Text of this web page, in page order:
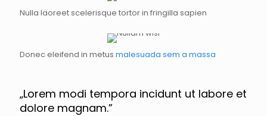
Nulla laoreet scelerisque tortor in fringilla sapien
Donec eleifend in metus malesuada sem a massa
„Lorem modi tempora incidunt ut labore et
dolore magnam.”